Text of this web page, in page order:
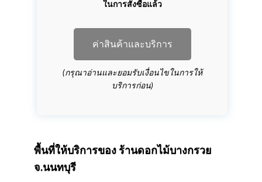
ในการสั่งซื้อแล้ว
ค่าสินค้าและบริการ
(กรุณาอ่านและยอมรับเงื่อนไขในการให้
บริการก่อน)
พื้นที่ให้บริการของ ร้านดอกไม้บางกรวย
จ.นนทบุรี